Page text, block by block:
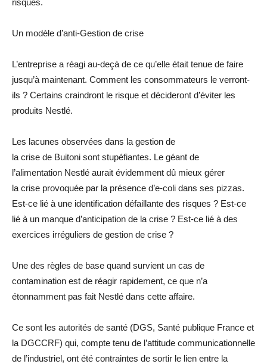
Un modèle d’anti-Gestion de crise
L’entreprise a réagi au-deçà de ce qu’elle était tenue de faire
jusqu’à maintenant. Comment les consommateurs le verront-
ils ? Certains craindront le risque et décideront d’éviter les
produits Nestlé.
Les lacunes observées dans la gestion de
la crise de Buitoni sont stupéfiantes. Le géant de
l’alimentation Nestlé aurait évidemment dû mieux gérer
la crise provoquée par la présence d’e-coli dans ses pizzas.
Est-ce lié à une identification défaillante des risques ? Est-ce
lié à un manque d’anticipation de la crise ? Est-ce lié à des
exercices irréguliers de gestion de crise ?
Une des règles de base quand survient un cas de
contamination est de réagir rapidement, ce que n’a
étonnamment pas fait Nestlé dans cette affaire.
Ce sont les autorités de santé (DGS, Santé publique France et
la DGCCRF) qui, compte tenu de l’attitude communicationnelle
de l’industriel, ont été contraintes de sortir le lien entre la